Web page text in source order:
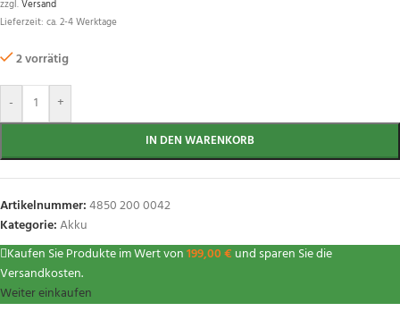
zzgl.Versand
Lieferzeit: ca. 2-4 Werktage
2 vorrätig
- +
IN DEN WARENKORB
Artikelnummer:4850 200 0042
Kategorie:Akku
Kaufen Sie Produkte im Wert von199,00€ und sparen Sie die
Versandkosten.
Weiter einkaufen